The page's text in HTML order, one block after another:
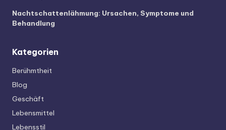
Nachtschattenlähmung: Ursachen, Symptome und
Behandlung
Kategorien
Berühmtheit
Blog
Geschäft
Lebensmittel
Lebensstil